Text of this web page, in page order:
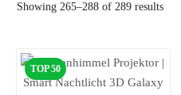
Showing 265–288 of 289 results
TOP 50